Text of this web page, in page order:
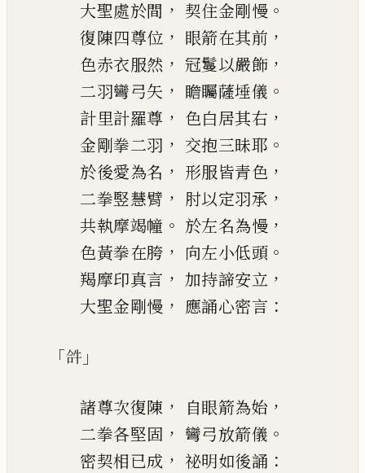
大聖處於間 ， 契住金剛慢 。
復陳四尊位 ， 眼箭在其前 ，
色赤衣服然 ， 冠鬘以嚴飾 ，
二羽彎弓矢 ， 瞻矚薩埵儀 。
計里計羅尊 ， 色白居其右 ，
金剛拳二羽 ， 交抱三昧耶 。
於後愛為名 ， 形服皆青色 ，
二拳竪慧臂 ， 肘以定羽承 ，
共執摩竭幢 。 於左名為慢 ，
色黃拳在胯 ， 向左小低頭 。
羯摩印真言 ， 加持諦安立 ，
大聖金剛慢 ， 應誦心密言 ：
「𤙖 」
諸尊次復陳 ， 自眼箭為始 ，
二拳各堅固 ， 彎弓放箭儀 。
密契相已成 ， 祕明如後誦 ：